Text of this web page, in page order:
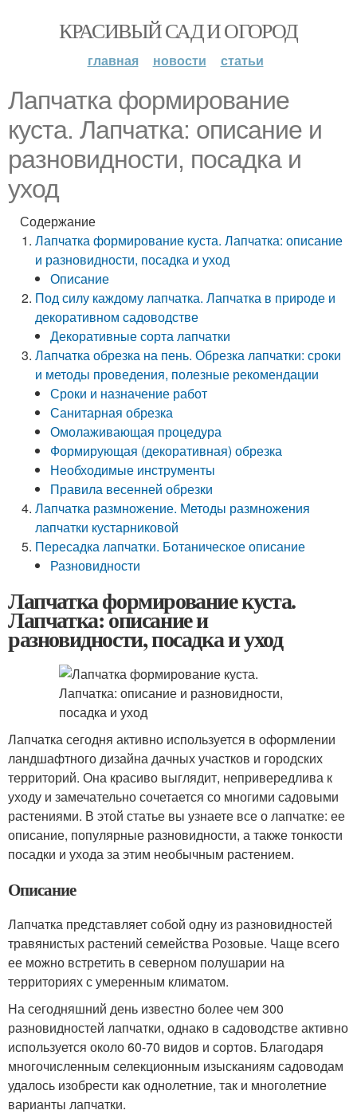
КРАСИВЫЙ САД И ОГОРОД
главная новости статьи
Лапчатка формирование
куста. Лапчатка: описание и
разновидности, посадка и
уход
Содержание
Лапчатка формирование куста. Лапчатка: описание
и разновидности, посадка и уход
Описание
Под силу каждому лапчатка. Лапчатка в природе и
декоративном садоводстве
Декоративные сорта лапчатки
Лапчатка обрезка на пень. Обрезка лапчатки: сроки
и методы проведения, полезные рекомендации
Сроки и назначение работ
Санитарная обрезка
Омолаживающая процедура
Формирующая (декоративная) обрезка
Необходимые инструменты
Правила весенней обрезки
Лапчатка размножение. Методы размножения
лапчатки кустарниковой
Пересадка лапчатки. Ботаническое описание
Разновидности
Лапчатка формирование куста.
Лапчатка: описание и
разновидности, посадка и уход
Лапчатка сегодня активно используется в оформлении
ландшафтного дизайна дачных участков и городских
территорий. Она красиво выглядит, непривередлива к
уходу и замечательно сочетается со многими садовыми
растениями. В этой статье вы узнаете все о лапчатке: ее
описание, популярные разновидности, а также тонкости
посадки и ухода за этим необычным растением.
Описание
Лапчатка представляет собой одну из разновидностей
травянистых растений семейства Розовые. Чаще всего
ее можно встретить в северном полушарии на
территориях с умеренным климатом.
На сегодняшний день известно более чем 300
разновидностей лапчатки, однако в садоводстве активно
используется около 60-70 видов и сортов. Благодаря
многочисленным селекционным изысканиям садоводам
удалось изобрести как однолетние, так и многолетние
варианты лапчатки.